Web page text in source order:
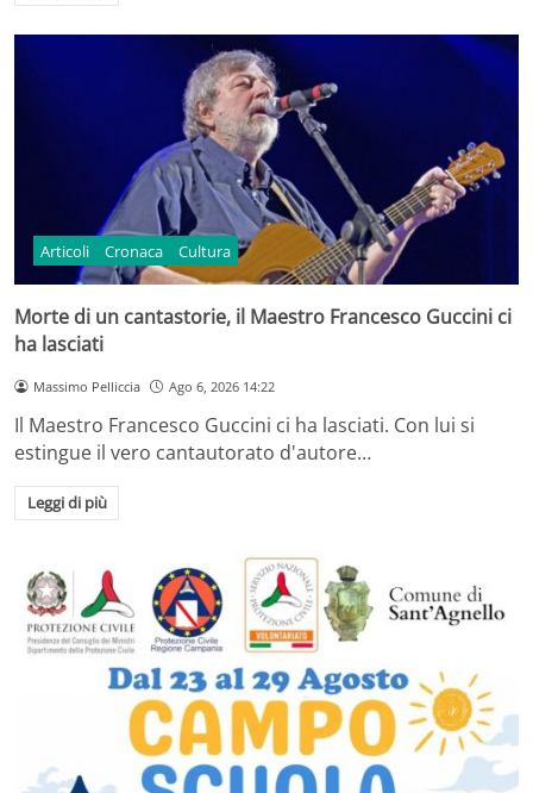
Articoli Cronaca Cultura
Morte di un cantastorie, il Maestro Francesco Guccini ci
ha lasciati
Massimo Pelliccia Ago 6, 2026 14:22
Il Maestro Francesco Guccini ci ha lasciati. Con lui si
estingue il vero cantautorato d'autore…
Leggi di più